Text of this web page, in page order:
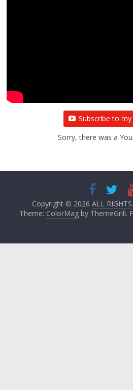
Subscribe to my
Sorry, there was a
Copyright © 2026 ALL RIGHTS
Theme: ColorMagby ThemeGrill.